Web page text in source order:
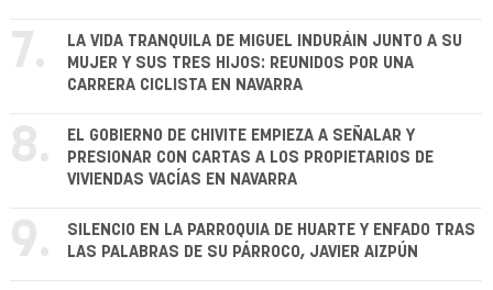
7.
LA VIDA TRANQUILA DE MIGUEL INDURÁIN JUNTO A SU
MUJER Y SUS TRES HIJOS: REUNIDOS POR UNA
CARRERA CICLISTA EN NAVARRA
8.
EL GOBIERNO DE CHIVITE EMPIEZA A SEÑALAR Y
PRESIONAR CON CARTAS A LOS PROPIETARIOS DE
VIVIENDAS VACÍAS EN NAVARRA
9.
SILENCIO EN LA PARROQUIA DE HUARTE Y ENFADO TRAS
LAS PALABRAS DE SU PÁRROCO, JAVIER AIZPÚN